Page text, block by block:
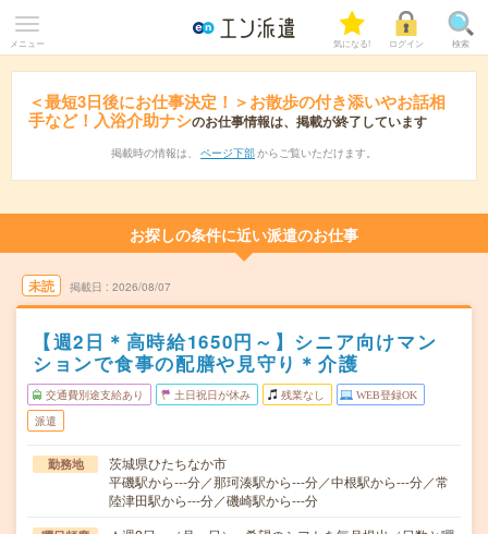
メニュー 気になる! ログイン 検索
＜最短3日後にお仕事決定！＞お散歩の付き添いやお話相
手など！入浴介助ナシのお仕事情報は、掲載が終了しています
掲載時の情報は、 ページ下部 からご覧いただけます。
お探しの条件に近い派遣のお仕事
未読 掲載日 2026/08/07
【週2日＊高時給1650円～】シニア向けマン
ションで食事の配膳や見守り＊介護
交通費別途支給あり 土日祝日が休み 残業なし WEB登録OK
派遣
勤務地
茨城県ひたちなか市
平磯駅から---分／那珂湊駅から---分／中根駅から---分／常
陸津田駅から---分／磯崎駅から---分